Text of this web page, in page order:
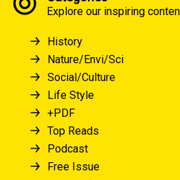
Explore our inspiring
History
Nature/Envi/Sci
Social/Culture
Life Style
+PDF
Top Reads
Podcast
Free Issue